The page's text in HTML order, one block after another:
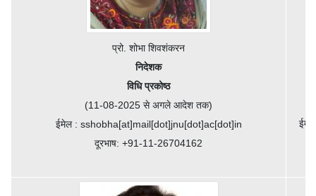
प्रो. शोभा शिवशंकरन
निदेशक
विधि प्रकोष्ठ
(11-08-2025 से अगले आदेश तक)
ईमेल : sshobha[at]mail[dot]jnu[dot]ac[dot]in
दूरभाष: +91-11-26704162